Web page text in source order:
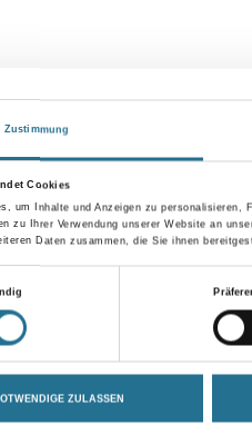
Zustimmung
Cookies
um Inhalte und Anzeigen zu
zu Ihrer Verwendung unserer Website an
Daten zusammen, die Sie ihnen
ZULASSEN